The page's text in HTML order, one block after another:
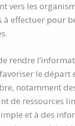
vers les
à effectuer pour
rendre
le départ
notamment
de ressources
et à des